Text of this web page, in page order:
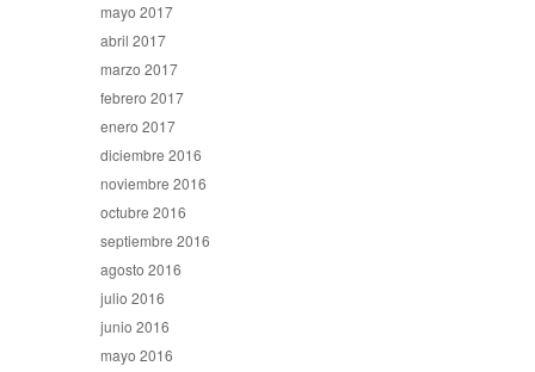
mayo 2017
abril 2017
marzo 2017
febrero 2017
enero 2017
diciembre 2016
noviembre 2016
octubre 2016
septiembre 2016
agosto 2016
julio 2016
junio 2016
mayo 2016